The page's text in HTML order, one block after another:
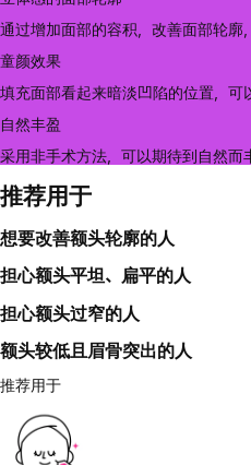
通过增加面部的容积，改善面部轮廓
童颜效果
填充面部看起来暗淡凹陷的位置，可
自然丰盈
采用非手术方法，可以期待到自然而
推荐用于
想要改善额头轮廓的人
担心额头平坦、扁平的人
担心额头过窄的人
额头较低且眉骨突出的人
推荐用于